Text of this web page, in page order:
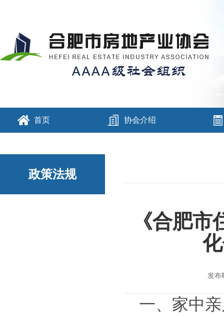
首页 协会介绍
政策法规
《合肥
发布
一、家中